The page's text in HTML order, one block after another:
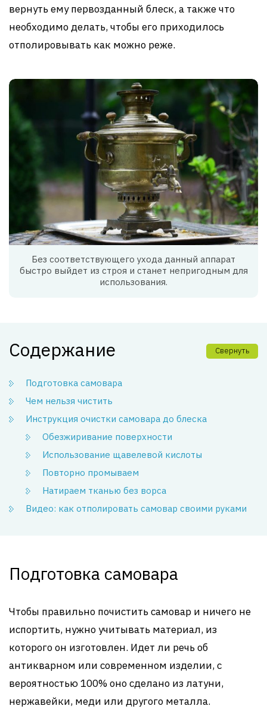
вернуть ему первозданный блеск, а также что
необходимо делать, чтобы его приходилось
отполировывать как можно реже.
Без соответствующего ухода данный аппарат
быстро выйдет из строя и станет непригодным для
использования.
Содержание Свернуть
Подготовка самовара
Чем нельзя чистить
Инструкция очистки самовара до блеска
Обезжиривание поверхности
Использование щавелевой кислоты
Повторно промываем
Натираем тканью без ворса
Видео: как отполировать самовар своими руками
Подготовка самовара
Чтобы правильно почистить самовар и ничего не
испортить, нужно учитывать материал, из
которого он изготовлен. Идет ли речь об
антикварном или современном изделии, с
вероятностью 100% оно сделано из латуни,
нержавейки, меди или другого металла.